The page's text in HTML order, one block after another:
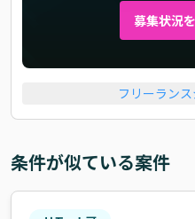
募集状況
フリーラン
条件が似ている案件